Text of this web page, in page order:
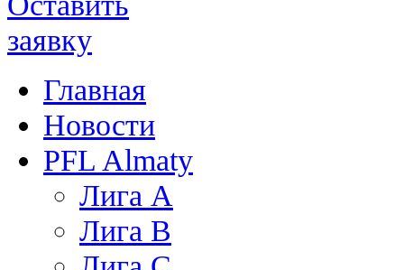
Главная
Новости
PFL Almaty
Лига A
Лига В